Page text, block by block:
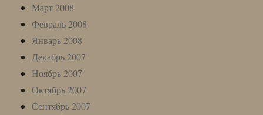
Март 2008
Февраль 2008
Январь 2008
Декабрь 2007
Ноябрь 2007
Октябрь 2007
Сентябрь 2007